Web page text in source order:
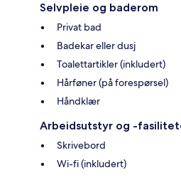
Selvpleie og baderom
Privat bad
Badekar eller dusj
Toalettartikler (inkludert)
Hårføner (på forespørsel)
Håndklær
Arbeidsutstyr og -
Skrivebord
Wi-fi (inkludert)